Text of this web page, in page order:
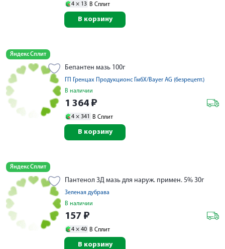
4 × 13 В Сплит
В корзину
Яндекс Сплит
Бепантен мазь 100г
ГП Гренцах Продукционс ГмбХ/Bayer AG (безрецепт.)
В наличии
1 364 ₽
4 × 341 В Сплит
В корзину
Яндекс Сплит
Пантенол ЗД мазь для наруж. примен. 5% 30г
Зеленая дубрава
В наличии
157 ₽
4 × 40 В Сплит
В корзину